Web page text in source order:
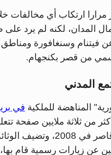
مرارا ارتكاب أي مخالفات
المدان، لكنه لم يرد
من قصر بكنجهام.
المدني
المناهضة للملكية في
من ثلاثة ملايين صفحة
وممارسة الجنس مع
عن زيارات رسمية قام